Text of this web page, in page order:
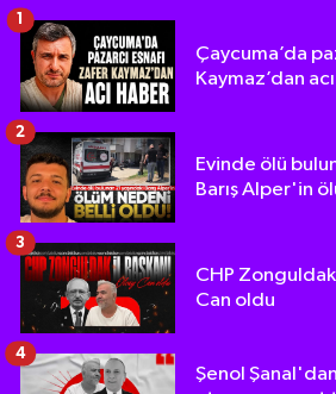
Çaycuma’da
Kaymaz’dan
Evinde ölü
Barış Alper'in
2
CHP Zonguldak
Can oldu
3
Şenol
4